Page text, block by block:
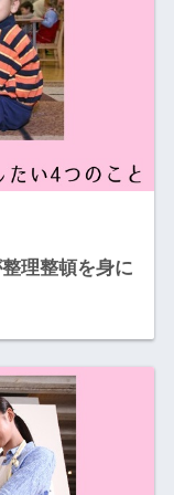
理整頓を身に